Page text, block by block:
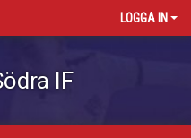
LOGGA IN
IF